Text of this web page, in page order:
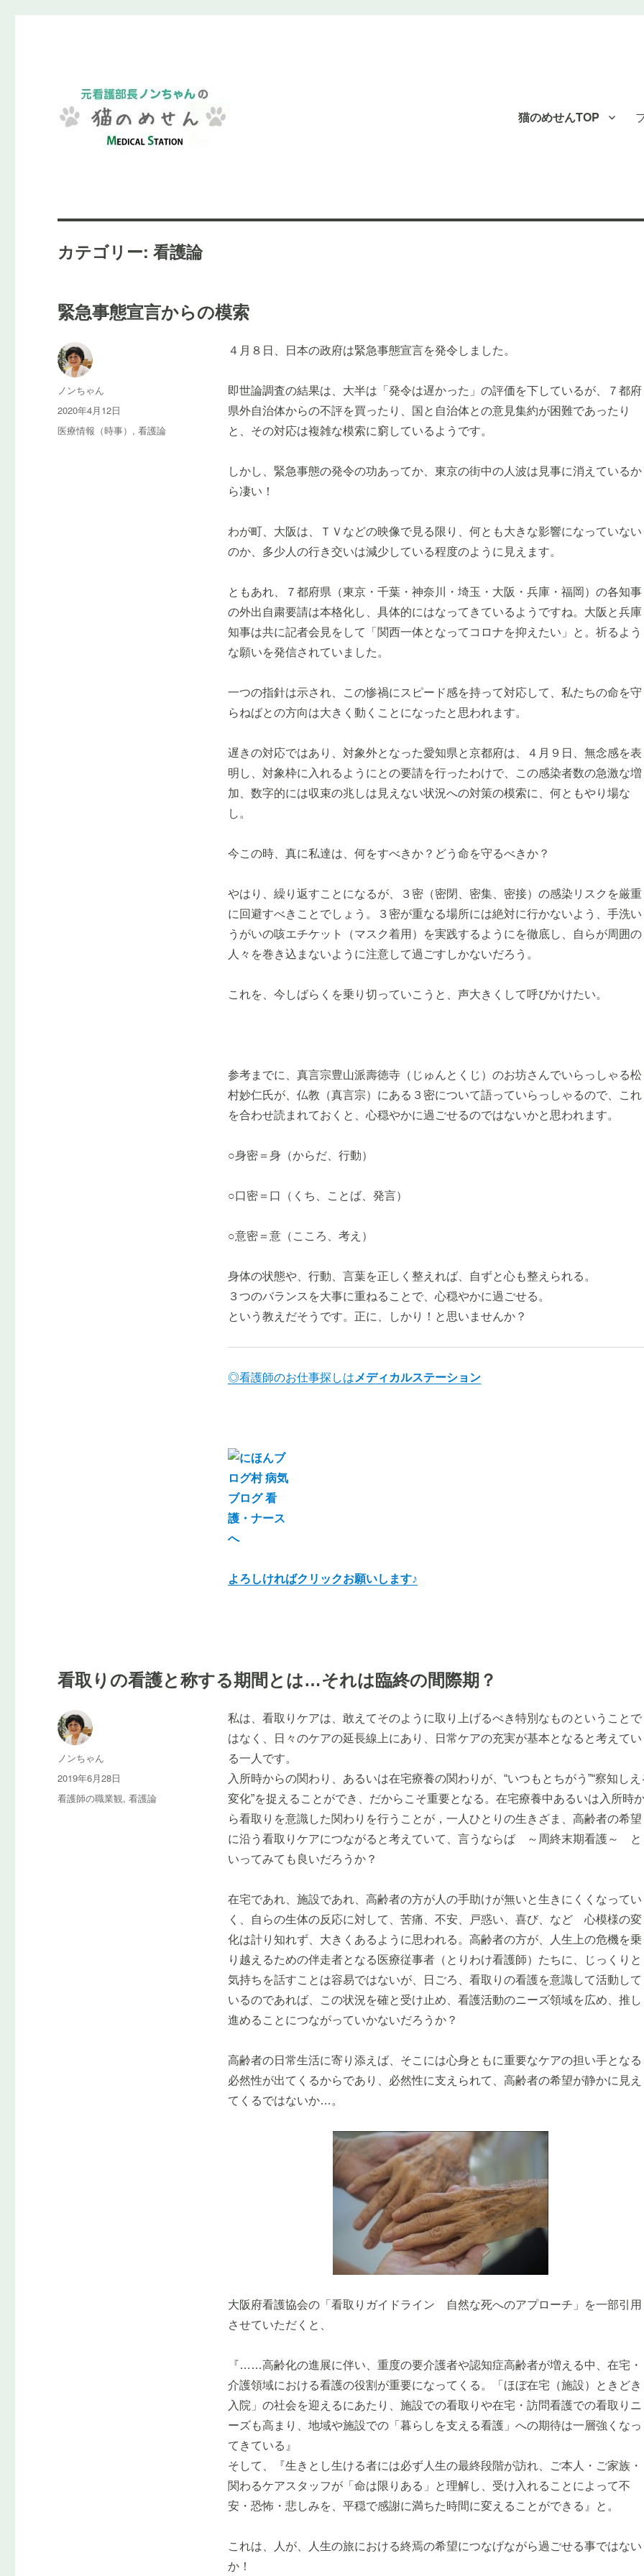
猫のめせんTOP
カテゴリー:看護論
緊急事態宣言からの模索
４月８日、日本の政府は緊急事態宣言を発令しました。
即世論調査の結果は、大半は「発令は遅かった」の評価を下しているが、７都府
県外自治体からの不評を買ったり、国と自治体との意見集約が困難であったり
と、その対応は複雑な模索に窮しているようです。
しかし、緊急事態の発令の功あってか、東京の街中の人波は見事に消えているか
ら凄い！
わが町、大阪は、ＴＶなどの映像で見る限り、何とも大きな影響になっていない
のか、多少人の行き交いは減少している程度のように見えます。
ともあれ、７都府県（東京・千葉・神奈川・埼玉・大阪・兵庫・福岡）の各知事
の外出自粛要請は本格化し、具体的にはなってきているようですね。大阪と兵庫
知事は共に記者会見をして「関西一体となってコロナを抑えたい」と。祈るよう
な願いを発信されていました。
一つの指針は示され、この惨禍にスピード感を持って対応して、私たちの命を守
らねばとの方向は大きく動くことになったと思われます。
遅きの対応ではあり、対象外となった愛知県と京都府は、４月９日、無念感を表
明し、対象枠に入れるようにとの要請を行ったわけで、この感染者数の急激な増
加、数字的には収束の兆しは見えない状況への対策の模索に、何ともやり場な
し。
今この時、真に私達は、何をすべきか？どう命を守るべきか？
やはり、繰り返すことになるが、３密（密閉、密集、密接）の感染リスクを厳重
に回避すべきことでしょう。３密が重なる場所には絶対に行かないよう、手洗い
うがいの咳エチケット（マスク着用）を実践するようにを徹底し、自らが周囲の
人々を巻き込まないように注意して過ごすしかないだろう。
これを、今しばらくを乗り切っていこうと、声大きくして呼びかけたい。
参考までに、真言宗豊山派壽徳寺（じゅんとくじ）のお坊さんでいらっしゃる松
村妙仁氏が、仏教（真言宗）にある３密について語っていらっしゃるので、これ
を合わせ読まれておくと、心穏やかに過ごせるのではないかと思われます。
○身密＝身（からだ、行動）
○口密＝口（くち、ことば、発言）
○意密＝意（こころ、考え）
身体の状態や、行動、言葉を正しく整えれば、自ずと心も整えられる。
３つのバランスを大事に重ねることで、心穏やかに過ごせる。
という教えだそうです。正に、しかり！と思いませんか？
◎看護師のお仕事探しは メディカルステーション
よろしければクリックお願いします♪
投
稿
ノンちゃん
投
稿
2020年4月12日
カ
医療情報（時事） ,看護論
看取りの看護と称する期間とは…それは臨終の間際期？
私は、看取りケアは、敢えてそのように取り上げるべき特別なものということで
はなく、日々のケアの延長線上にあり、日常ケアの充実が基本となると考えてい
る一人です。
入所時からの関わり、あるいは在宅療養の関わりが、“いつもとちがう”“察知しえ
変化”を捉えることができ、だからこそ重要となる。在宅療養中あるいは入所時
ら看取りを意識した関わりを行うことが，一人ひとりの生きざま、高齢者の希望
に沿う看取りケアにつながると考えていて、言うならば ～周終末期看護～ と
いってみても良いだろうか？
在宅であれ、施設であれ、高齢者の方が人の手助けが無いと生きにくくなってい
く、自らの生体の反応に対して、苦痛、不安、戸惑い、喜び、など 心模様の変
化は計り知れず、大きくあるように思われる。高齢者の方が、人生上の危機を乗
り越えるための伴走者となる医療従事者（とりわけ看護師）たちに、じっくりと
気持ちを話すことは容易ではないが、日ごろ、看取りの看護を意識して活動して
いるのであれば、この状況を確と受け止め、看護活動のニーズ領域を広め、推し
進めることにつながっていかないだろうか？
高齢者の日常生活に寄り添えば、そこには心身ともに重要なケアの担い手となる
必然性が出てくるからであり、必然性に支えられて、高齢者の希望が静かに見え
てくるではないか…。
大阪府看護協会の「看取りガイドライン 自然な死へのアプローチ」を一部引用
させていただくと、
『……高齢化の進展に伴い、重度の要介護者や認知症高齢者が増える中、在宅・
介護領域における看護の役割が重要になってくる。「ほぼ在宅（施設）ときどき
入院」の社会を迎えるにあたり、施設での看取りや在宅・訪問看護での看取りニ
ーズも高まり、地域や施設での「暮らしを支える看護」への期待は一層強くなっ
てきている』
そして、『生きとし生ける者には必ず人生の最終段階が訪れ、ご本人・ご家族・
関わるケアスタッフが「命は限りある」と理解し、受け入れることによって不
安・恐怖・悲しみを、平穏で感謝に満ちた時間に変えることができる』と。
これは、人が、人生の旅における終焉の希望につなげながら過ごせる事ではない
か！
投
稿
ノンちゃん
投
稿
日:
2019年6月28日
カ
看護師の職業観,看護論